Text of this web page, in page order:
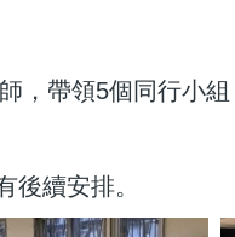
，帶領5個同行小
續安排。